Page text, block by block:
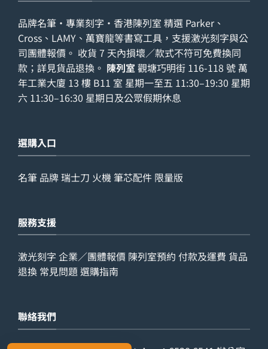
品牌名筆・專業刻字・香港陳列室 精選 Parker、
Cross、LAMY、萬寶龍等書寫工具，支援激光刻字與公
司團體報價。 收貨 7 天內損壞／款式不符可免費換同
款；詳見貨品退換 。 陳列室 觀塘巧明街 116-118 號 萬
年工業大廈 13 樓 B11 室 星期一至五 11:30–19:30 星期
六 11:30–16:30 星期日及公眾假期休息
選購入口
名筆 品牌瑞士刀 火機 筆芯配件 限量版
服務支援
激光刻字 企業／團體報價 陳列室預約 付款及運費 貨品
退換 常見問題 選購指南
聯絡我們